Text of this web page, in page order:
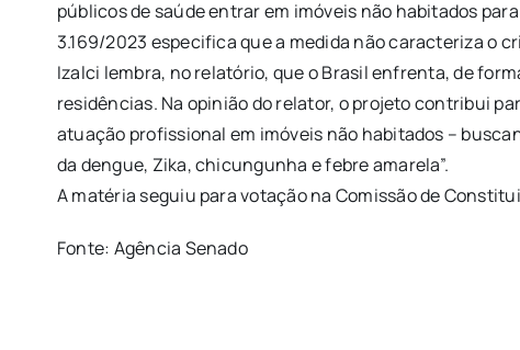
públicos de saúde entrar em imóveis não habitados
3.169/2023 especifica que a medida não caracteriza o
Izalci lembra, no relatório, que o Brasil enfrenta, de
residências. Na opinião do relator, o projeto contribui
atuação profissional em imóveis não habitados –
da dengue, Zika, chicungunha e febre amarela”.
A matéria seguiu para votação na Comissão de
Fonte: Agência Senado